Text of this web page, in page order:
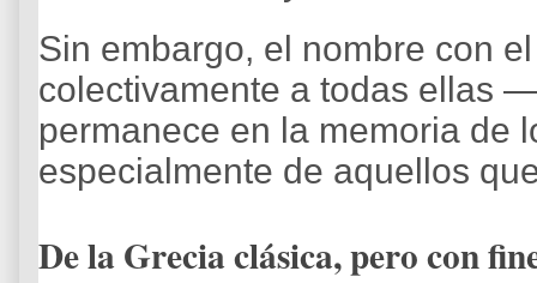
Sin embargo, el nombre con
colectivamente a todas ellas
permanece en la memoria de
especialmente de aquellos
De la Grecia clásica, pero con